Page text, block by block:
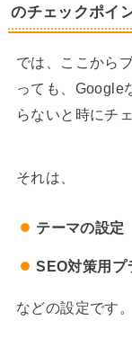
のチェックポイ
では、ここから
っても、Google
らないと時にチ
それは、
テーマの設定
SEO対策用プ
などの設定です。